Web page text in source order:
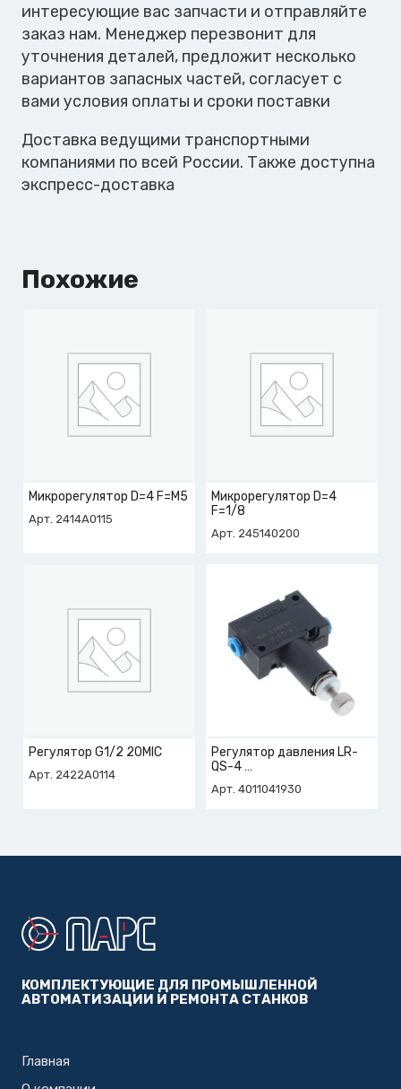
интересующие вас запчасти и отправляйте
заказ нам. Менеджер перезвонит для
уточнения деталей, предложит несколько
вариантов запасных частей, согласует с
вами условия оплаты и сроки поставки
Доставка ведущими транспортными
компаниями по всей России. Также доступна
экспресс-доставка
Похожие
Микрорегулятор D=4 F=M5
Арт. 2414A0115
Микрорегулятор D=4
F=1/8
Арт. 245140200
Регулятор G1/2 20MIC
Арт. 2422A0114
Регулятор давления LR-
QS-4
Арт. 4011041930
КОМПЛЕКТУЮЩИЕ ДЛЯ ПРОМЫШЛЕННОЙ
АВТОМАТИЗАЦИИ И РЕМОНТА СТАНКОВ
Главная